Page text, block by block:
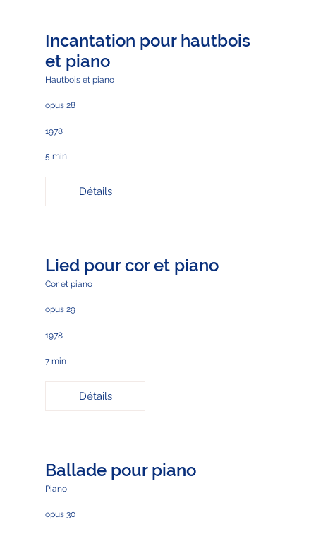
Incantation pour hautbois
et piano
Hautbois et piano
opus 28
1978
5 min
Détails
Lied pour cor et piano
Cor et piano
opus 29
1978
7 min
Détails
Ballade pour piano
Piano
opus 30